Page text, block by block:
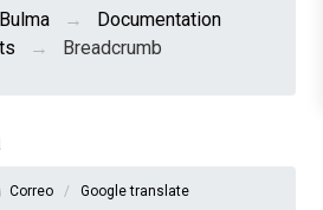
Bulma
Documentation
Breadcrumb
Correo Google translate